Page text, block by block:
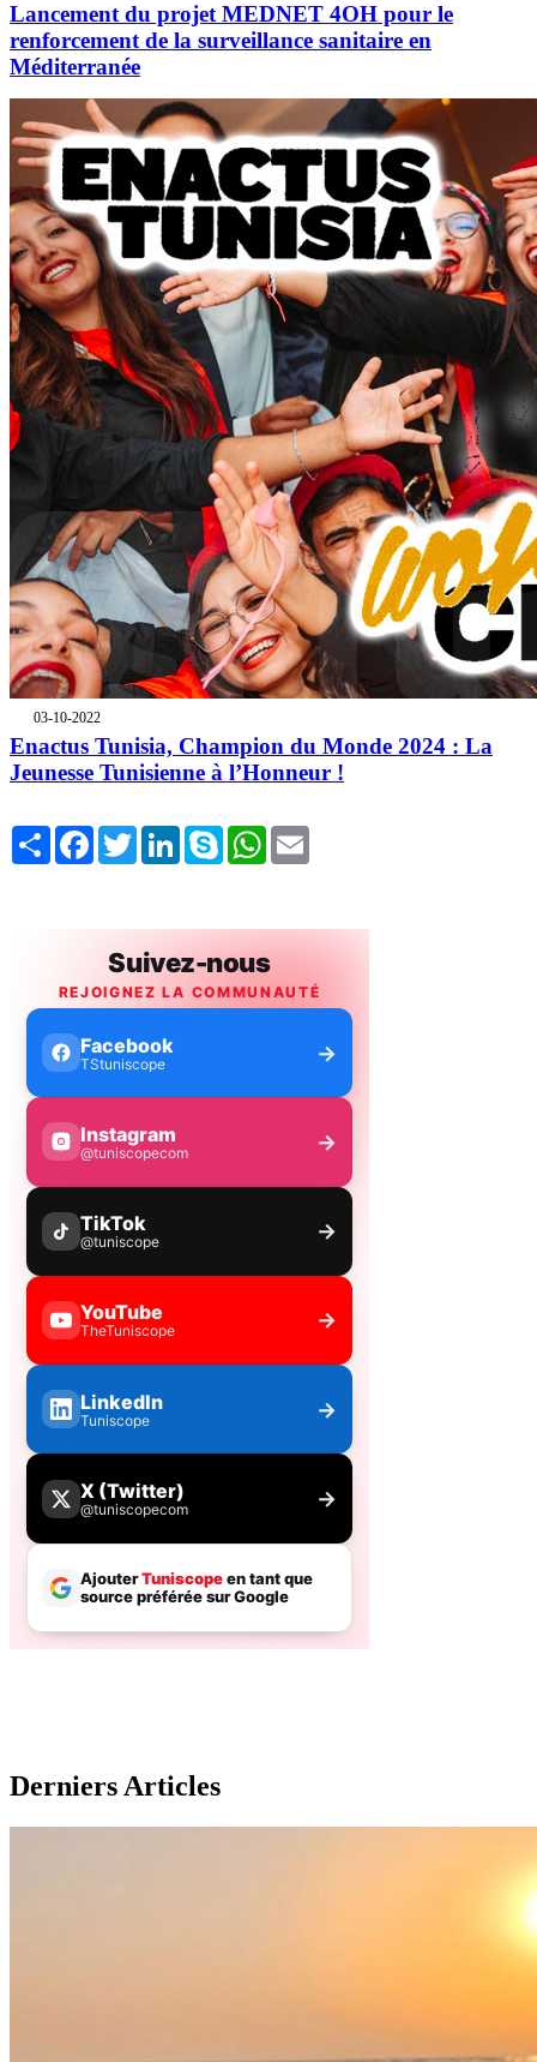
Lancement du projet MEDNET 4OH pour le
renforcement de la surveillance sanitaire en
Méditerranée
03-10-2022
Enactus Tunisia, Champion du Monde 2024 : La
Jeunesse Tunisienne à l’Honneur !
Share FacebookTwitterLinkedInSkype WhatsApp
Derniers Articles